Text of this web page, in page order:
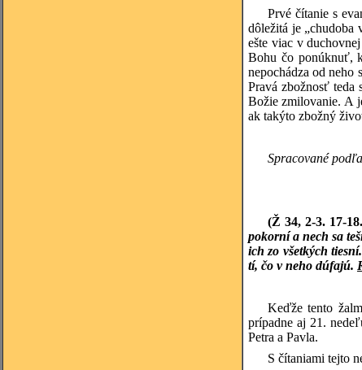
Prvé čítanie s
dôležitá je „chudoba
ešte viac v
Bohu čo ponúknuť,
nepochádza od neho
Pravá zbožnosť teda
Božie zmilovanie. A
ak takýto zbožný
Spracované
(Ž 34, 2-3. 17-
pokorní a nech sa
ich zo všetkých
tí, čo v neho dúfajú.
Keďže tento
prípadne aj 21.
Petra a Pavla.
S čítaniami tejto